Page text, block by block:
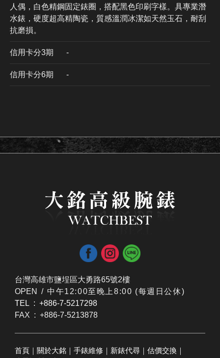
人偶，白色精鋼固定錶圈，搭配黑色印刷字樣。具專業潛
水錶，硬度超高精陶瓷，質感溫潤冰潔如天然玉石，耐刮
抗磨損。
信用卡分3期 ​-
信用卡分6期 -
台灣高雄市鹽埕區大勇路65號2樓
OPEN / ​中午12:00至晚上8:00 (每週日公休)
TEL : +886-7-5217298
FAX : +886-7-5213878
首頁 ｜ 關於大銘 ｜ 手錶維修 ｜ 新錶代尋 ｜ 估價交換 ｜